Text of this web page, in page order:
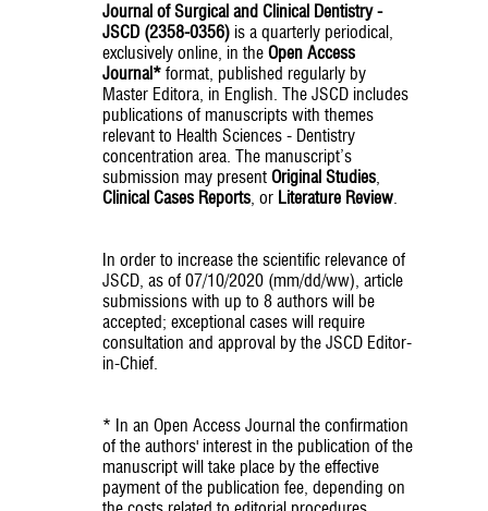
Journal of Surgical and Clinical Dentistry -
JSCD (2358-0356) is a quarterly periodical,
exclusively online, in the Open Access
Journal* format, published regularly by
Master Editora, in English. The JSCD includes
publications of manuscripts with themes
relevant to Health Sciences - Dentistry
concentration area. The manuscript’s
submission may present Original Studies,
Clinical Cases Reports, or Literature Review.
In order to increase the scientific relevance of
JSCD, as of 07/10/2020 (mm/dd/ww), article
submissions with up to 8 authors will be
accepted; exceptional cases will require
consultation and approval by the JSCD Editor-
in-Chief.
* In an Open Access Journal the confirmation
of the authors' interest in the publication of the
manuscript will take place by the effective
payment of the publication fee, depending on